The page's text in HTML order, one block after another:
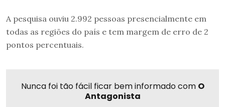
A pesquisa ouviu 2.992 pessoas presencialmente em
todas as regiões do país e tem margem de erro de 2
pontos percentuais.
Nunca foi tão fácil ficar bem informado com O
Antagonista